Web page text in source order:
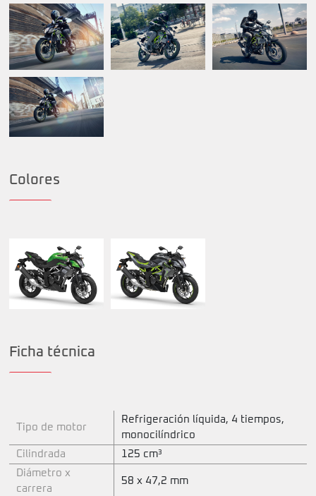
Colores
Ficha técnica
Tipo de motor
Refrigeración líquida, 4 tiempos,
monocilíndrico
Cilindrada
125 cm³
Diámetro x
carrera
58 x 47,2 mm